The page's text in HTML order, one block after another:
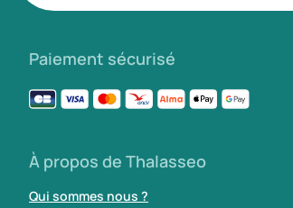
Paiement sécurisé
À propos de Thalasseo
Qui sommes nous ?